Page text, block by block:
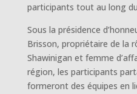
participants tout au long
Sous la présidence
Brisson, propriétaire de la
Shawinigan et femme
région, les participants
formeront des équipes en